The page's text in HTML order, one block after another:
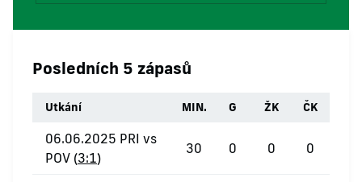
Posledních 5 zápasů
Utkání MIN. G ŽK ČK
06.06.2025 PRI vs
POV (3:1)
30 0 0 0